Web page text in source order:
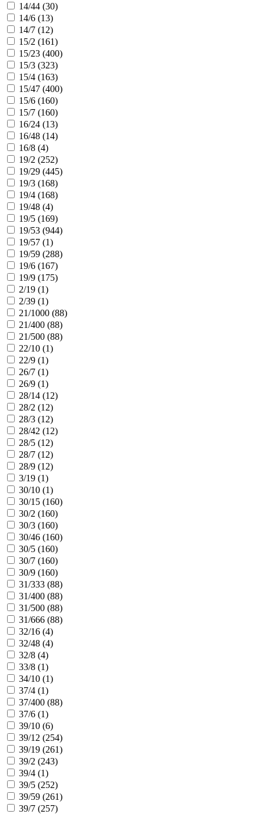
14/44 (30)
14/6 (13)
14/7 (12)
15/2 (161)
15/23 (400)
15/3 (323)
15/4 (163)
15/47 (400)
15/6 (160)
15/7 (160)
16/24 (13)
16/48 (14)
16/8 (4)
19/2 (252)
19/29 (445)
19/3 (168)
19/4 (168)
19/48 (4)
19/5 (169)
19/53 (944)
19/57 (1)
19/59 (288)
19/6 (167)
19/9 (175)
2/19 (1)
2/39 (1)
21/1000 (88)
21/400 (88)
21/500 (88)
22/10 (1)
22/9 (1)
26/7 (1)
26/9 (1)
28/14 (12)
28/2 (12)
28/3 (12)
28/42 (12)
28/5 (12)
28/7 (12)
28/9 (12)
3/19 (1)
30/10 (1)
30/15 (160)
30/2 (160)
30/3 (160)
30/46 (160)
30/5 (160)
30/7 (160)
30/9 (160)
31/333 (88)
31/400 (88)
31/500 (88)
31/666 (88)
32/16 (4)
32/48 (4)
32/8 (4)
33/8 (1)
34/10 (1)
37/4 (1)
37/400 (88)
37/6 (1)
39/10 (6)
39/12 (254)
39/19 (261)
39/2 (243)
39/4 (1)
39/5 (252)
39/59 (261)
39/7 (257)